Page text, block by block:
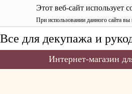
Этот веб-сайт использует
При использовании данного сайта вы
Все для декупажа и
Интернет-магазин